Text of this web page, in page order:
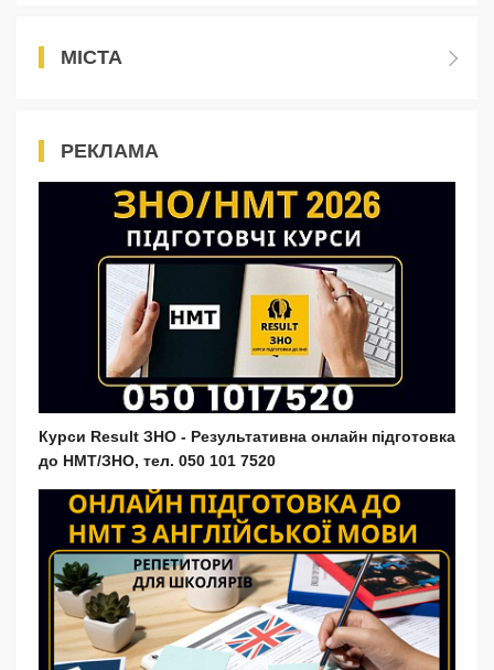
МІСТА
РЕКЛАМА
Курси Result ЗНО - Результативна онлайн підготовка
до НМТ/ЗНО, тел. 050 101 7520